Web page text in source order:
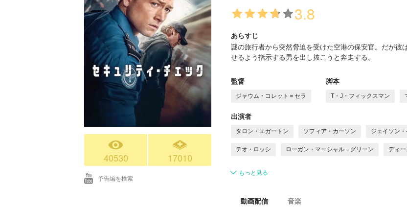
40530 17010
予告編を検索
3.8
あらすじ
謎の旅行者から突然脅迫を受けた空港の保安官。だが彼
せるよう指示する男を出し抜こうと奔走する。
監督
ジャウム・コレット＝セラ
脚本
T・J・フィックスマン
出演者
タロン・エガートン ソフィア・カーソン ジェイソン
テオ・ロッシ ローガン・マーシャル＝グリーン ディ
もっと見る
動画配信 音楽